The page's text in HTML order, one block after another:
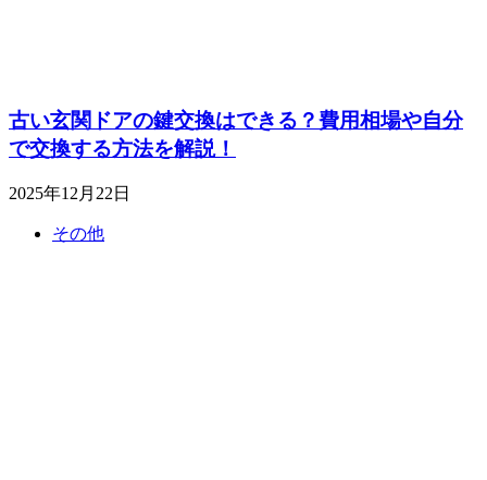
古い玄関ドアの鍵交換はできる？費用相場や自分
で交換する方法を解説！
2025年12月22日
その他